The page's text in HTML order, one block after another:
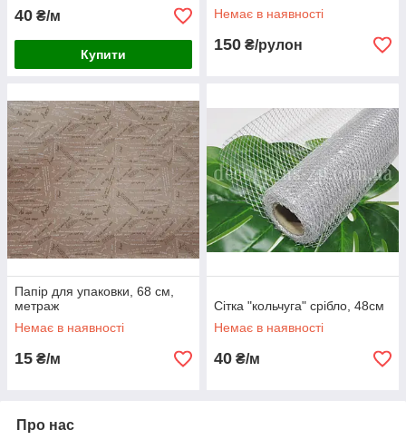
40 ₴/м
Купити
Немає в наявності
150 ₴/рулон
Папір для упаковки, 68 см,
метраж
Немає в наявності
15 ₴/м
Сітка "кольчуга" срібло, 48см
Немає в наявності
40 ₴/м
Про нас